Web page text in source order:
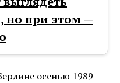
но при этом —
осенью 1989